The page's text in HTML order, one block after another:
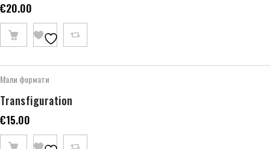
€20.00
Мали формати
Transfiguration
€15.00